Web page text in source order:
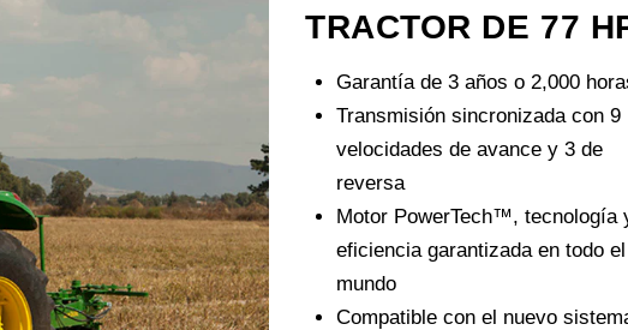
TRACTOR DE 77
Garantía de 3 años o 2,000
Transmisión sincronizada con 9
velocidades de avance y 3 de
reversa
Motor PowerTech™, tecnología
eficiencia garantizada en todo el
mundo
Compatible con el nuevo